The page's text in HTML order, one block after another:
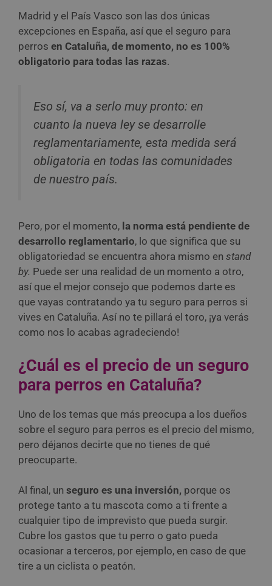
Madrid y el País Vasco son las dos únicas
excepciones en España, así que el seguro para
perros en Cataluña, de momento, no es 100%
obligatorio para todas las razas.
Eso sí, va a serlo muy pronto: en
cuanto la nueva ley se desarrolle
reglamentariamente, esta medida será
obligatoria en todas las comunidades
de nuestro país.
Pero, por el momento, la norma está pendiente de
desarrollo reglamentario, lo que significa que su
obligatoriedad se encuentra ahora mismo en stand
by. Puede ser una realidad de un momento a otro,
así que el mejor consejo que podemos darte es
que vayas contratando ya tu seguro para perros si
vives en Cataluña. Así no te pillará el toro, ¡ya verás
como nos lo acabas agradeciendo!
¿Cuál es el precio de un seguro
para perros en Cataluña?
Uno de los temas que más preocupa a los dueños
sobre el seguro para perros es el precio del mismo,
pero déjanos decirte que no tienes de qué
preocuparte.
Al final, un seguro es una inversión, porque os
protege tanto a tu mascota como a ti frente a
cualquier tipo de imprevisto que pueda surgir.
Cubre los gastos que tu perro o gato pueda
ocasionar a terceros, por ejemplo, en caso de que
tire a un ciclista o peatón.